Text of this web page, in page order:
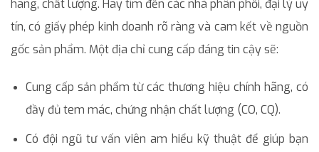
hãng, chất lượng. Hãy tìm đến các nhà phân phối, đại lý uy
tín, có giấy phép kinh doanh rõ ràng và cam kết về nguồn
gốc sản phẩm. Một địa chỉ cung cấp đáng tin cậy sẽ:
Cung cấp sản phẩm từ các thương hiệu chính hãng, có
đầy đủ tem mác, chứng nhận chất lượng (CO, CQ).
Có đội ngũ tư vấn viên am hiểu kỹ thuật để giúp bạn